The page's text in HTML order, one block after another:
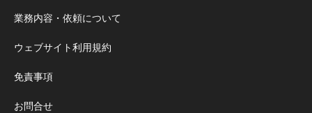
業務内容・依頼について
ウェブサイト利用規約
免責事項
お問合せ